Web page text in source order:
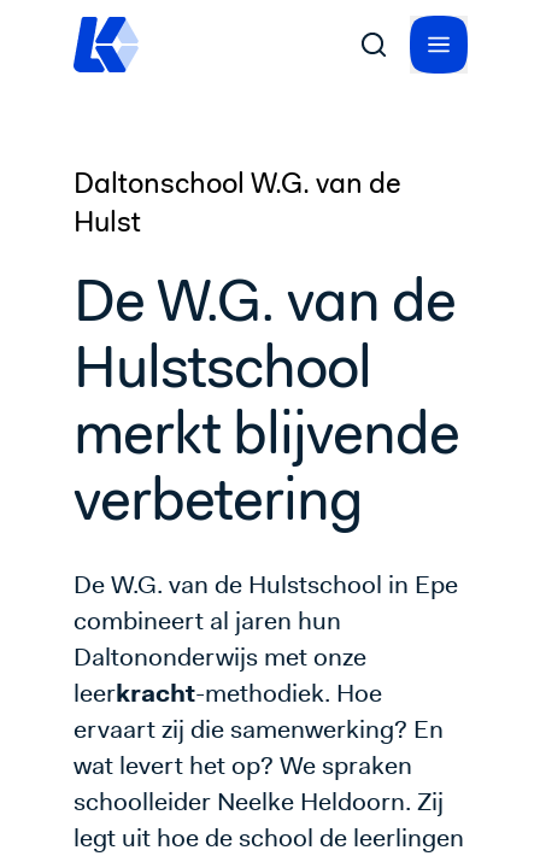
Daltonschool W.G. van de
Hulst
De W.G. van de
Hulstschool
merkt blijvende
verbetering
De W.G. van de Hulstschool in Epe
combineert al jaren hun
Daltononderwijs met onze
leerkracht-methodiek. Hoe
ervaart zij die samenwerking? En
wat levert het op? We spraken
schoolleider Neelke Heldoorn. Zij
legt uit hoe de school de leerlingen